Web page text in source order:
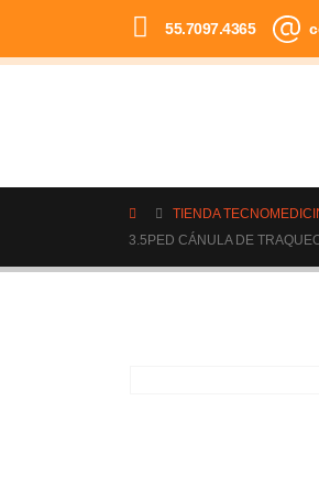
55.7097.4365
TIENDA
3.5PED CÁNULA DE